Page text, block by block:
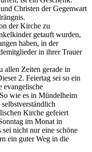
Christen der Gegenwart
der Kirche zu
getauft wurden,
haben, in der
in ihrer Trauer
allen Zeiten gerade in
2. Feiertag sei so ein
evangelische
wie es in Mündelheim
Kirche gefeiert
im Monat in
nicht nur eine schöne
ein guter Weg in die